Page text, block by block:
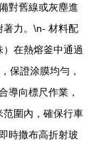
對舊線或灰塵進
著力。\n- 材料配
在熱熔釜中通過
保證涂膜均勻，
導向標尺作業，
范圍內，確保行車
時撒布高折射玻